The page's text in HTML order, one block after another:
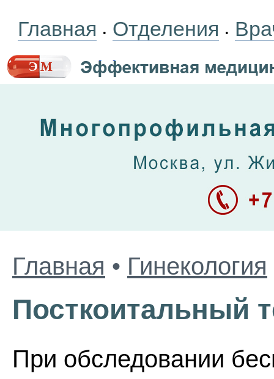
Главная • Отделения •
Главная • Гинекология
Посткоитальный
При обследовании